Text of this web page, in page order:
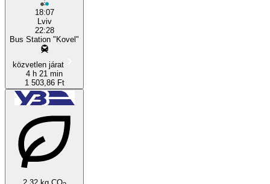
18:07
Lviv
22:28
Bus Station "Kovel"
közvetlen járat
4 h 21 min
1 503,86 Ft